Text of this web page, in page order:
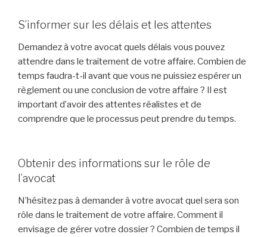
S’informer sur les délais et les attentes
Demandez à votre avocat quels délais vous pouvez
attendre dans le traitement de votre affaire. Combien de
temps faudra-t-il avant que vous ne puissiez espérer un
règlement ou une conclusion de votre affaire ? Il est
important d’avoir des attentes réalistes et de
comprendre que le processus peut prendre du temps.
Obtenir des informations sur le rôle de
l’avocat
N’hésitez pas à demander à votre avocat quel sera son
rôle dans le traitement de votre affaire. Comment il
envisage de gérer votre dossier ? Combien de temps il